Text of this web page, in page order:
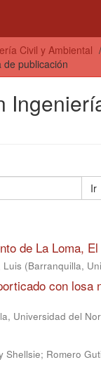
Civil y Ambiental
publicación
Ir
de La Loma,
Luis (Barranquilla,
con losa
Universidad del
Shellsie; Romero